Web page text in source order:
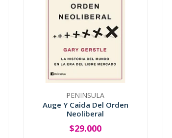
PENINSULA
Auge Y Caida Del Orden
Neoliberal
+
$29.000